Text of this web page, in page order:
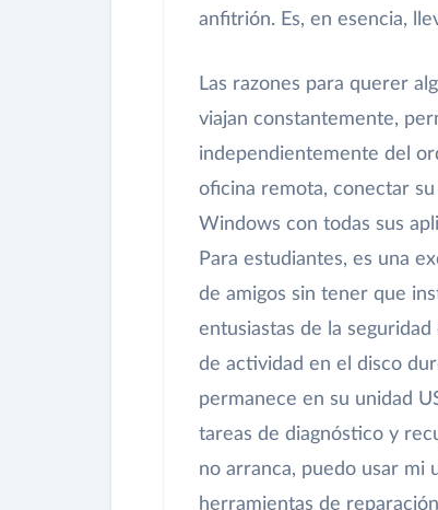
anfitrión. Es, en esencia,
Las razones para querer
viajan constantemente,
independientemente del
oficina remota, conectar
Windows con todas sus
Para estudiantes, es una
de amigos sin tener que
entusiastas de la
de actividad en el disco
permanece en su unidad
tareas de diagnóstico y
no arranca, puedo usar mi
herramientas de